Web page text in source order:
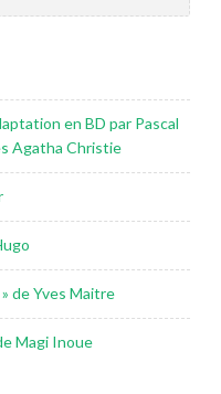
en BD par Pascal
Agatha Christie
de Yves Maitre
Magi Inoue